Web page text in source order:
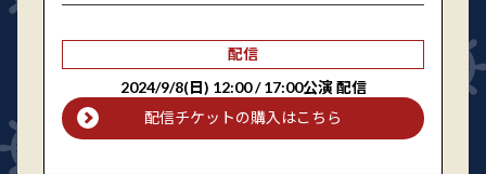
配信
2024/9/8(日) 12:00 / 17:00公演 配信
配信チケットの購入はこちら